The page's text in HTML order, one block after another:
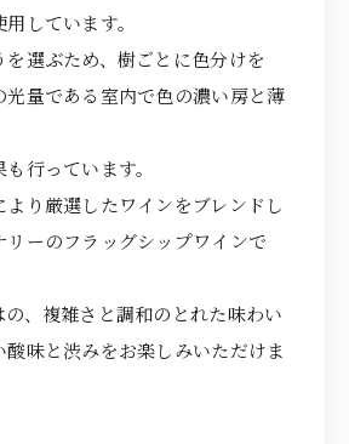
しています。
を選ぶため、樹ごとに色分けを
光量である室内で色の濃い房と薄
行っています。
り厳選したワインをブレンドし
リーのフラッグシップワインで
の、複雑さと調和のとれた味わい
酸味と渋みをお楽しみいただけま